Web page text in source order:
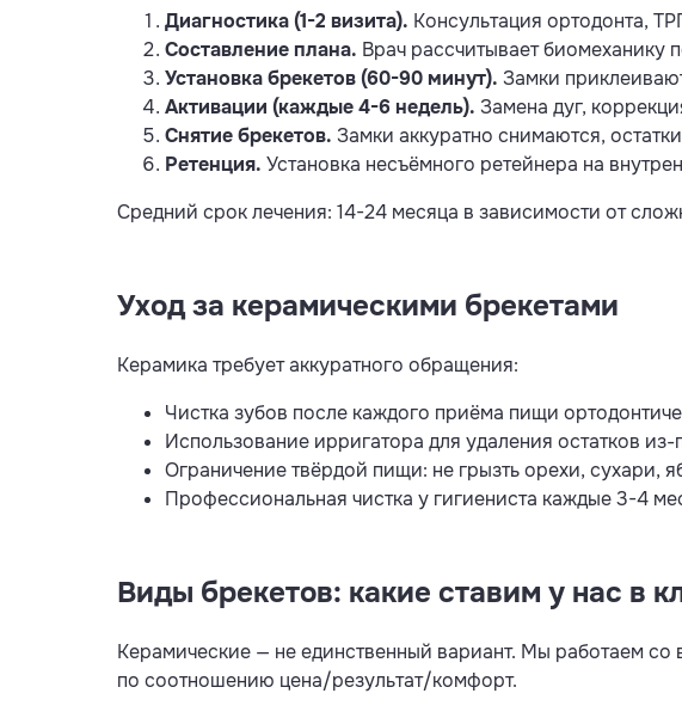
Диагностика (1-2 визита). Консультация ортодонта,
Составление плана. Врач рассчитывает биомеханику
Установка брекетов (60-90 минут). Замки
Активации (каждые 4-6 недель). Замена дуг,
Снятие брекетов. Замки аккуратно снимаются,
Ретенция. Установка несъёмного ретейнера на
Средний срок лечения: 14-24 месяца в зависимости от
Уход за керамическими брекетами
Керамика требует аккуратного обращения:
Чистка зубов после каждого приёма пищи
Использование ирригатора для удаления остатков из-
Ограничение твёрдой пищи: не грызть орехи, сухари,
Профессиональная чистка у гигиениста каждые 3-4
Виды брекетов: какие ставим у нас в
Керамические — не единственный вариант. Мы работаем
по соотношению цена/результат/комфорт.